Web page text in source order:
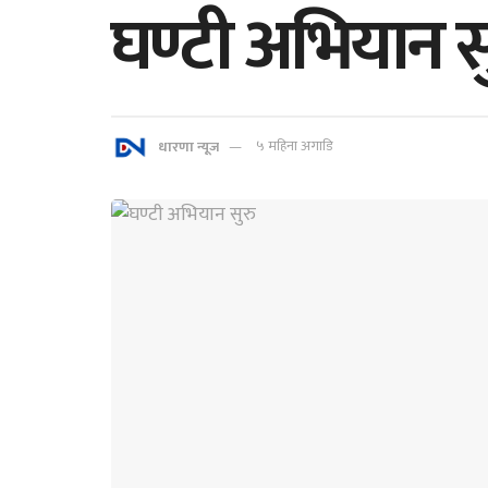
घण्टी अभियान
धारणा न्यूज ५ महिना अगाडि